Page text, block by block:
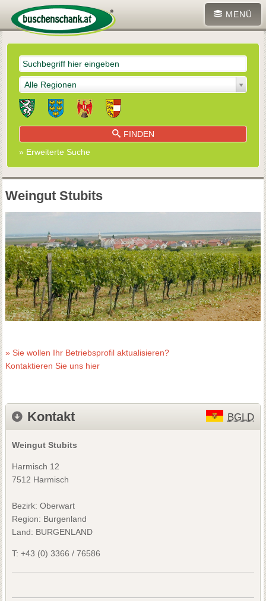
MENÜ
Alle Regionen
FINDEN
» Erweiterte Suche
Weingut Stubits
» Sie wollen Ihr Betriebsprofil aktualisieren?
Kontaktieren Sie uns hier
Kontakt BGLD
Weingut Stubits
Harmisch 12
7512 Harmisch
Bezirk: Oberwart
Region: Burgenland
Land: BURGENLAND
T: +43 (0) 3366 / 76586